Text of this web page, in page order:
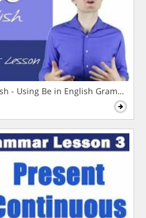
- Using Be in English Grammar